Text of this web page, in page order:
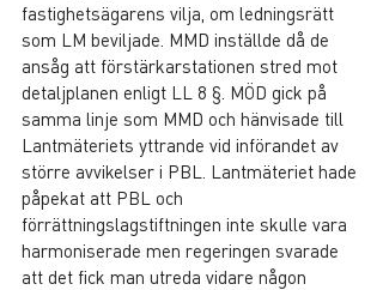
fastighetsägarens vilja, om ledningsrätt
som LM beviljade. MMD inställde då de
ansåg att förstärkarstationen stred mot
detaljplanen enligt LL 8 §. MÖD gick på
samma linje som MMD och hänvisade till
Lantmäteriets yttrande vid införandet av
större avvikelser i PBL. Lantmäteriet hade
påpekat att PBL och
förrättningslagstiftningen inte skulle vara
harmoniserade men regeringen svarade
att det fick man utreda vidare någon